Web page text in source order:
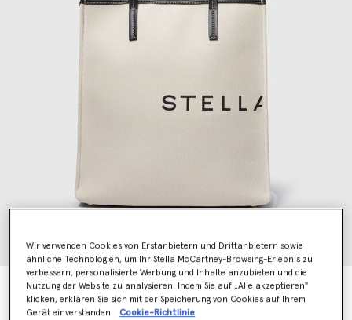
Große Tote Bag aus SMC Canvas
€895.00
Wir verwenden Cookies von Erstanbietern und Drittanbietern sowie
ähnliche Technologien, um Ihr Stella McCartney-Browsing-Erlebnis zu
verbessern, personalisierte Werbung und Inhalte anzubieten und die
Nutzung der Website zu analysieren. Indem Sie auf „Alle akzeptieren"
klicken, erklären Sie sich mit der Speicherung von Cookies auf Ihrem
Gerät einverstanden.
Cookie-Richtlinie